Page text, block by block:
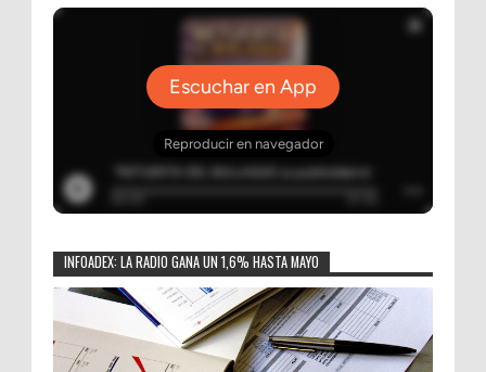
INFOADEX: LA RADIO GANA UN 1,6% HASTA MAYO